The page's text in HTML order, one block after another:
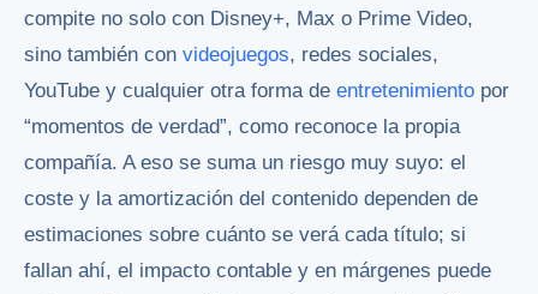
compite no solo con Disney+, Max o Prime Video,
sino también con videojuegos, redes sociales,
YouTube y cualquier otra forma de entretenimiento por
“momentos de verdad”, como reconoce la propia
compañía. A eso se suma un riesgo muy suyo: el
coste y la amortización del contenido dependen de
estimaciones sobre cuánto se verá cada título; si
fallan ahí, el impacto contable y en márgenes puede